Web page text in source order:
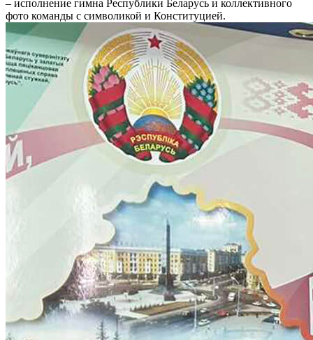
– исполнение гимна Республики Беларусь и коллективного
фото команды с символикой и Конституцией.